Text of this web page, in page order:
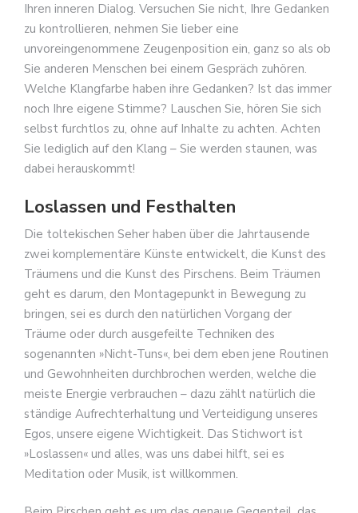
Ihren inneren Dialog. Versuchen Sie nicht, Ihre Gedanken
zu kontrollieren, nehmen Sie lieber eine
unvoreingenommene Zeugenposition ein, ganz so als ob
Sie anderen Menschen bei einem Gespräch zuhören.
Welche Klangfarbe haben ihre Gedanken? Ist das immer
noch Ihre eigene Stimme? Lauschen Sie, hören Sie sich
selbst furchtlos zu, ohne auf Inhalte zu achten. Achten
Sie lediglich auf den Klang – Sie werden staunen, was
dabei herauskommt!
Loslassen und Festhalten
Die toltekischen Seher haben über die Jahrtausende
zwei komplementäre Künste entwickelt, die Kunst des
Träumens und die Kunst des Pirschens. Beim Träumen
geht es darum, den Montagepunkt in Bewegung zu
bringen, sei es durch den natürlichen Vorgang der
Träume oder durch ausgefeilte Techniken des
sogenannten »Nicht-Tuns«, bei dem eben jene Routinen
und Gewohnheiten durchbrochen werden, welche die
meiste Energie verbrauchen – dazu zählt natürlich die
ständige Aufrechterhaltung und Verteidigung unseres
Egos, unsere eigene Wichtigkeit. Das Stichwort ist
»Loslassen« und alles, was uns dabei hilft, sei es
Meditation oder Musik, ist willkommen.